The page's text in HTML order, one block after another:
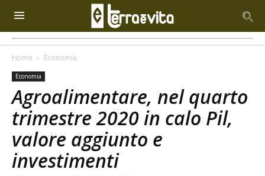
Home Economia
Economia
Agroalimentare, nel quarto
trimestre 2020 in calo Pil,
valore aggiunto e
investimenti